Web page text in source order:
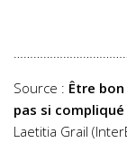
Source : Être
pas si
Laetitia Grail